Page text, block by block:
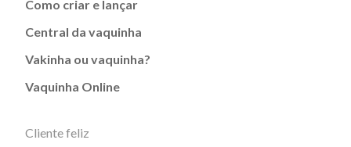
Como criar e lançar
Central da vaquinha
Vakinha ou vaquinha?
Vaquinha Online
Cliente feliz